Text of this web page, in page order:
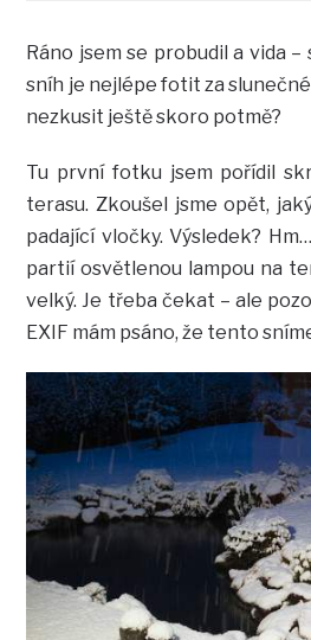
Ráno jsem se probudil a vida –
sníh je nejlépe fotit za
nezkusit ještě skoro potmě?
Tu první fotku jsem pořídil
terasu. Zkoušel jsme opět,
padající vločky. Výsledek?
partií osvětlenou lampou na
velký. Je třeba čekat – ale
EXIF mám psáno, že tento